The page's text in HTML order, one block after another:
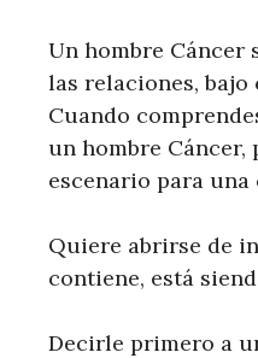
Un hombre Cáncer
las relaciones,
Cuando
un hombre Cáncer,
escenario para
Quiere abrirse de
contiene, está
Decirle primero a